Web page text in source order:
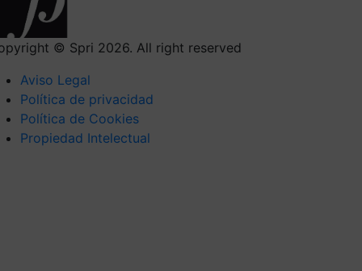
© Spri 2026. All right reserved
Aviso Legal
Política de privacidad
Política de Cookies
Propiedad Intelectual